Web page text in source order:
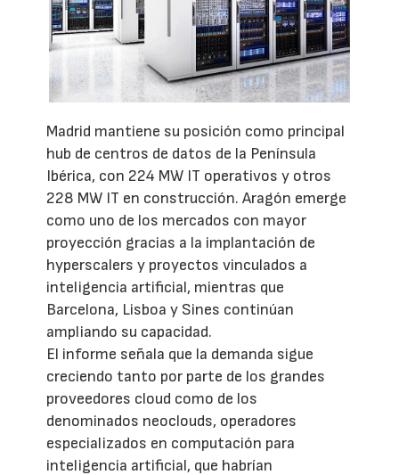
Madrid mantiene su posición como principal
hub de centros de datos de la Península
Ibérica, con 224 MW IT operativos y otros
228 MW IT en construcción. Aragón emerge
como uno de los mercados con mayor
proyección gracias a la implantación de
hyperscalers y proyectos vinculados a
inteligencia artificial, mientras que
Barcelona, Lisboa y Sines continúan
ampliando su capacidad.
El informe señala que la demanda sigue
creciendo tanto por parte de los grandes
proveedores cloud como de los
denominados neoclouds, operadores
especializados en computación para
inteligencia artificial, que habrían